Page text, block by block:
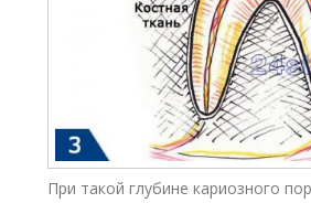
При такой глубине кариозного